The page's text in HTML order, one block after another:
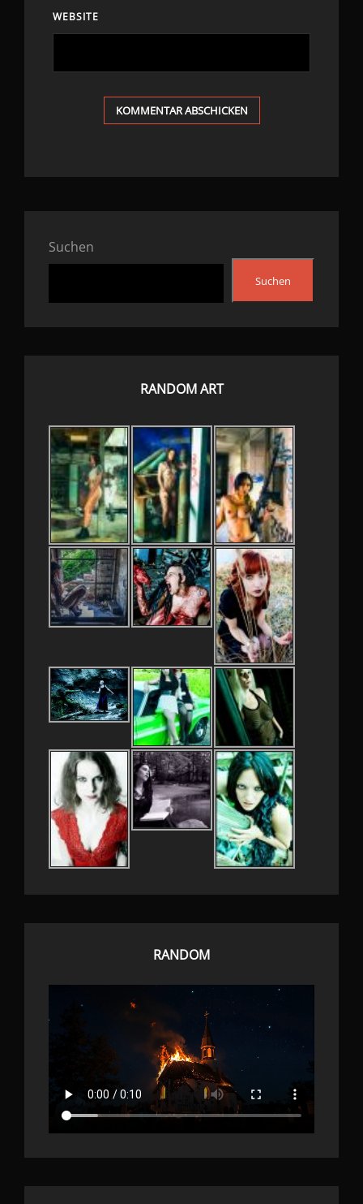
WEBSITE
Suchen
Suchen
RANDOM ART
RANDOM